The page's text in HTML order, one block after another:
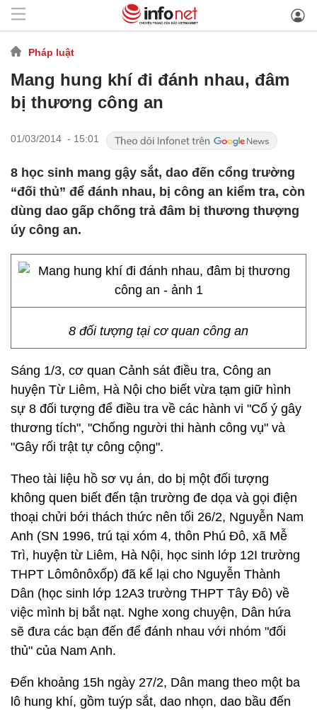
Pháp luật
Mang hung khí đi đánh nhau, đâm
bị thương công an
01/03/2014 - 15:01
8 học sinh mang gậy sắt, dao đến cổng trường
“đối thủ” để đánh nhau, bị công an kiểm tra, còn
dùng dao gấp chống trả đâm bị thương thượng
úy công an.
8 đối tượng tại cơ quan công an
Sáng 1/3, cơ quan Cảnh sát điều tra, Công an
huyện Từ Liêm, Hà Nội cho biết vừa tạm giữ hình
sự 8 đối tượng để điều tra về các hành vi "Cố ý gây
thương tích", "Chống người thi hành công vụ" và
"Gây rối trật tự công cộng".
Theo tài liệu hồ sơ vụ án, do bị một đối tượng
không quen biết đến tận trường đe dọa và gọi điện
thoại chửi bới thách thức nên tối 26/2, Nguyễn Nam
Anh (SN 1996, trú tại xóm 4, thôn Phú Đô, xã Mễ
Trì, huyện từ Liêm, Hà Nội, học sinh lớp 12I trường
THPT Lômônôxốp) đã kể lại cho Nguyễn Thành
Dân (học sinh lớp 12A3 trường THPT Tây Đô) về
việc mình bị bắt nạt. Nghe xong chuyện, Dân hứa
sẽ đưa các bạn đến để đánh nhau với nhóm "đối
thủ" của Nam Anh.
Đến khoảng 15h ngày 27/2, Dân mang theo một ba
lô hung khí, gồm tuýp sắt, dao nhọn, dao bầu đến